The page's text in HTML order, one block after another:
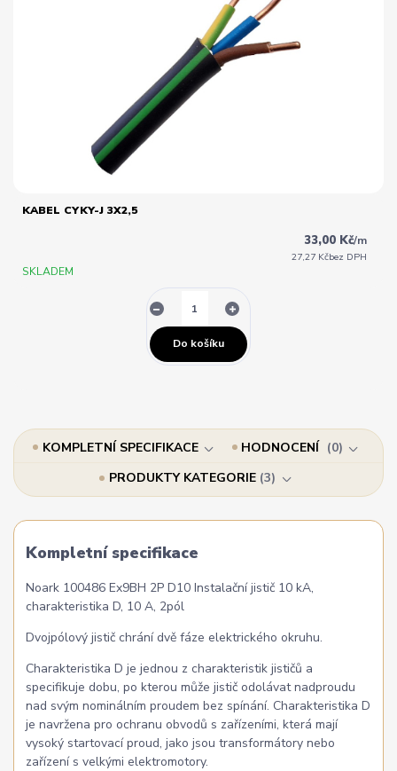
KABEL CYKY-J 3X2,5
33,00 Kč/m
27,27 Kčbez DPH
SKLADEM
Do košíku
KOMPLETNÍ SPECIFIKACE HODNOCENÍ
0
PRODUKTY KATEGORIE 3
Kompletní specifikace
Noark 100486 Ex9BH 2P D10 Instalační jistič 10 kA,
charakteristika D, 10 A, 2pól
Dvojpólový jistič chrání dvě fáze elektrického okruhu.
Charakteristika D je jednou z charakteristik jističů a
specifikuje dobu, po kterou může jistič odolávat nadproudu
nad svým nominálním proudem bez spínání. Charakteristika D
je navržena pro ochranu obvodů s zařízeními, která mají
vysoký startovací proud, jako jsou transformátory nebo
zařízení s velkými elektromotory.